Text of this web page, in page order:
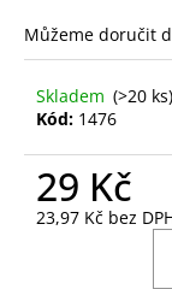
Můžeme doručit
Skladem (>20 ks)
Kód: 1476
29 Kč
23,97 Kč bez
D
o
p
o